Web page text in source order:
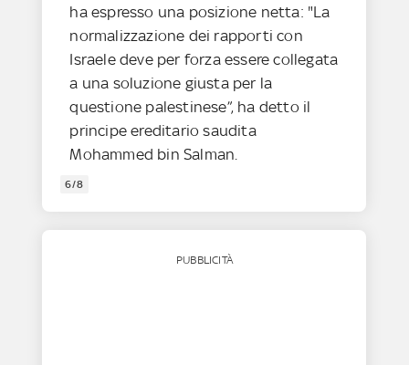
ha espresso una posizione netta: "La
normalizzazione dei rapporti con
Israele deve per forza essere collegata
a una soluzione giusta per la
questione palestinese”, ha detto il
principe ereditario saudita
Mohammed bin Salman.
6/8
PUBBLICITÀ